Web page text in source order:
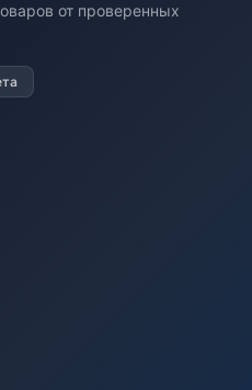
от проверенных